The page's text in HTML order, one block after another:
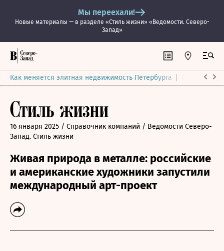
Мы переехали!
Новые материалы — в разделе «Стиль жизни» «Ведомости. Северо-
Запад»
Как меняется элитная недвижимость Петербурга Ситуация
16 января 2025 / Справочник компаний / Ведомости Северо-
Запад. Стиль жизни
Живая природа в металле: российские
и американские художники запустили
международный арт-проект